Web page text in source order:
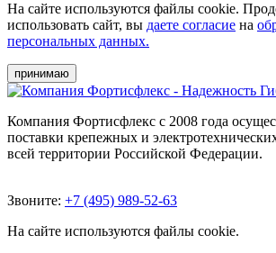
На сайте используются файлы cookie.
использовать сайт, вы даете согласие на
персональных данных.
принимаю
Компания Фортисфлекс с 2008 года
поставки крепежных и
всей территории Российской Федерации.
Звоните: +7 (495) 989-52-63
На сайте используются файлы cookie.